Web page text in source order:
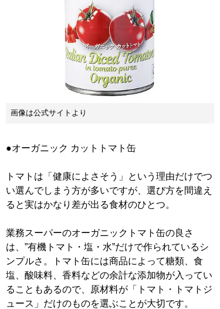
画像は公式サイトより
●オーガニック カットトマト缶
トマトは「健康によさそう」という理由だけでつ
い選んでしまう方が多いですが、選び方を間違え
ると実はかなり差が出る食材のひとつ。
業務スーパーのオーガニックトマト缶の良さ
は、”有機トマト・塩・水”だけで作られているシ
ンプルさ。トマト缶には商品によって糖類、食
塩、酸味料、香料などの余計な添加物が入ってい
ることもあるので、原材料が「トマト・トマトジ
ュース」だけのものを選ぶことが大切です。